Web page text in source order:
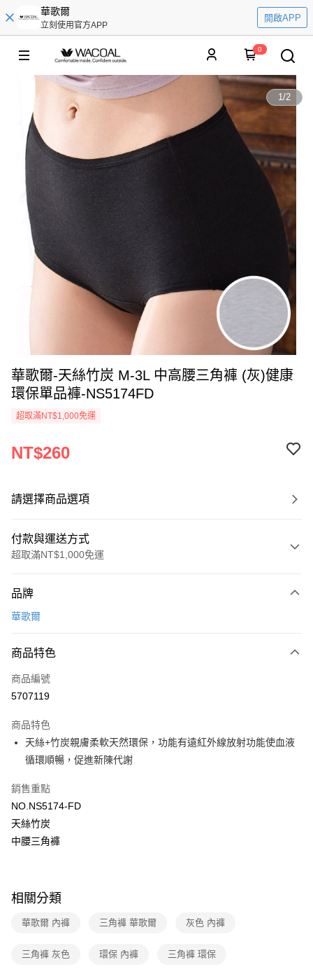
華歌爾
立刻使用官方APP
開啟APP
0
1/2
華歌爾-天絲竹炭 M-3L 中高腰三角褲 (灰)健康
環保單品褲-NS5174FD
超取滿NT$1,000免運
NT$260
請選擇商品選項
付款與運送方式
超取滿NT$1,000免運
信用卡一次付款
LINE Pay
街口支付
運送方式
全家取貨付款
每筆NT$80，滿NT$1,000(含以上)免運費
付款後全家取貨
每筆NT$80，滿NT$1,000(含以上)免運費
付款後7-11取貨
每筆NT$80，滿NT$1,000(含以上)免運費
每筆NT$80，滿NT$1,000(含以上)免運費
品牌
華歌爾
商品特色
商品編號
5707119
商品特色
天絲+竹炭親膚柔軟天然環保，功能有遠紅外線放射功能使血液
循環順暢，促進新陳代謝
銷售重點
NO.NS5174-FD
天絲竹炭
中腰三角褲
相關分類
華歌爾 內褲 三角褲 華歌爾 灰色 內褲
三角褲 灰色 環保 內褲 三角褲 環保